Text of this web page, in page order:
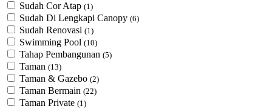
Sudah Cor Atap (1)
Sudah Di Lengkapi Canopy (6)
Sudah Renovasi (1)
Swimming Pool (10)
Tahap Pembangunan (5)
Taman (13)
Taman & Gazebo (2)
Taman Bermain (22)
Taman Private (1)